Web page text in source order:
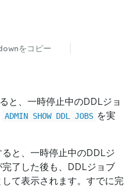
をコピー
と、一時停止中のDDLジョ
ADMIN SHOW DDL JOBS を実
と、一時停止中のDDLジ
了した後も、DDLジョブ
て表示されます。すでに完